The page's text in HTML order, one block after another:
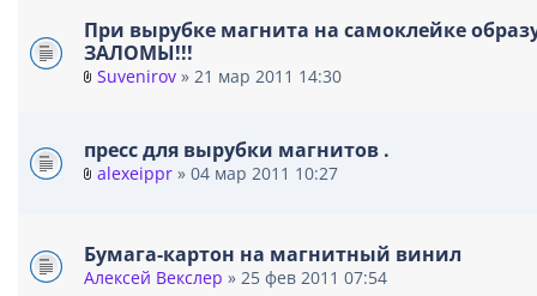
о
ж
е
н
При вырубке магнита на самоклейке
ЗАЛОМЫ!!!
ж
е
я
Suvenirov » 21 мар 2011 14:30
пресс для вырубки магнитов .
ж
е
alexeippr » 04 мар 2011 10:27
Бумага-картон на магнитный винил
Алексей Векслер » 25 фев 2011 07:54